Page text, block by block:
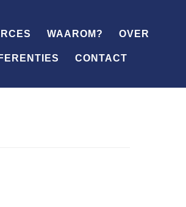
WAAROM? OVER
CONTACT